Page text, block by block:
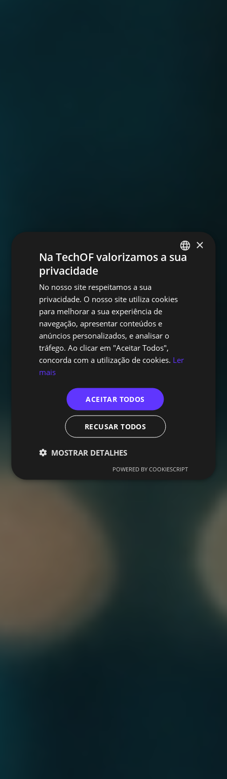
×
Na TechOF valorizamos a sua
privacidade
No nosso site respeitamos a sua
privacidade. O nosso site utiliza cookies
para melhorar a sua experiência de
navegação, apresentar conteúdos e
anúncios personalizados, e analisar o
tráfego. Ao clicar em "Aceitar Todos",
concorda com a utilização de cookies. Ler
mais
ACEITAR TODOS
RECUSAR TODOS
MOSTRAR DETALHES
POWERED BY COOKIESCRIPT